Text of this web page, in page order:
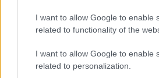
I want to allow Google to enable
related to functionality of the
I want to allow Google to enable
related to personalization.